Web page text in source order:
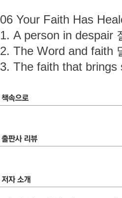
06 Your Faith Has
1. A person in despair
2. The Word and faith
3. The faith that